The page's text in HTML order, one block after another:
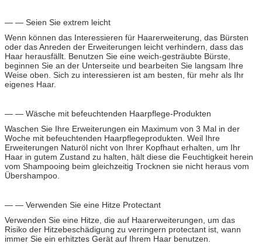
— — Seien Sie extrem leicht
Wenn können das Interessieren für Haarerweiterung, das Bürsten
oder das Anreden der Erweiterungen leicht verhindern, dass das
Haar herausfällt. Benutzen Sie eine weich-gesträubte Bürste,
beginnen Sie an der Unterseite und bearbeiten Sie langsam Ihre
Weise oben. Sich zu interessieren ist am besten, für mehr als Ihr
eigenes Haar.
— — Wäsche mit befeuchtenden Haarpflege-Produkten
Waschen Sie Ihre Erweiterungen ein Maximum von 3 Mal in der
Woche mit befeuchtenden Haarpflegeprodukten. Weil Ihre
Erweiterungen Naturöl nicht von Ihrer Kopfhaut erhalten, um Ihr
Haar in gutem Zustand zu halten, hält diese die Feuchtigkeit herein
vom Shampooing beim gleichzeitig Trocknen sie nicht heraus vom
Übershampoo.
— — Verwenden Sie eine Hitze Protectant
Verwenden Sie eine Hitze, die auf Haarerweiterungen, um das
Risiko der Hitzebeschädigung zu verringern protectant ist, wann
immer Sie ein erhitztes Gerät auf Ihrem Haar benutzen.